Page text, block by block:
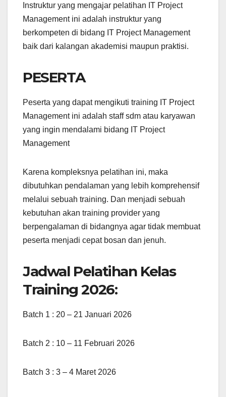
Instruktur yang mengajar pelatihan IT Project
Management ini adalah instruktur yang
berkompeten di bidang IT Project Management
baik dari kalangan akademisi maupun praktisi.
PESERTA
Peserta yang dapat mengikuti training IT Project
Management ini adalah staff sdm atau karyawan
yang ingin mendalami bidang IT Project
Management
Karena kompleksnya pelatihan ini, maka
dibutuhkan pendalaman yang lebih komprehensif
melalui sebuah training. Dan menjadi sebuah
kebutuhan akan training provider yang
berpengalaman di bidangnya agar tidak membuat
peserta menjadi cepat bosan dan jenuh.
Jadwal Pelatihan Kelas
Training 2026:
Batch 1 : 20 – 21 Januari 2026
Batch 2 : 10 – 11 Februari 2026
Batch 3 : 3 – 4 Maret 2026